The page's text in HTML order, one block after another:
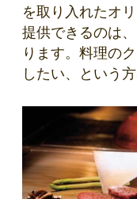
を取り入れたオ
提供できるのは
ります。料理の
したい、という